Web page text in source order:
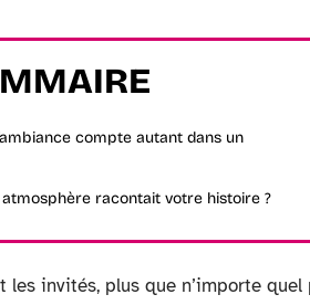
compte autant dans un
racontait votre histoire ?
les invités, plus que n’importe